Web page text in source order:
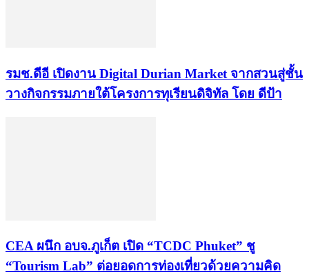
รมช.ดีอี เปิดงาน Digital Durian Market จากสวนสู่ชั้น
วางกิจกรรมภายใต้โครงการทุเรียนดิจิทัล โดย ดีป้า
CEA ผนึก อบจ.ภูเก็ต เปิด “TCDC Phuket” ชู
“Tourism Lab” ต่อยอดการท่องเที่ยวด้วยความคิด